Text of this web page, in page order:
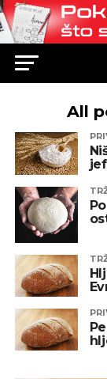
All